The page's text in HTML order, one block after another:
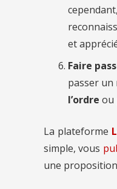
et
Faire
passer un
l’ordre ou
La plateforme
simple, vous
une